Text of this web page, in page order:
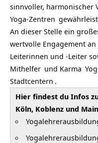
sinnvoller, harmonischer
Yoga-Zentren
An dieser Stelle ein
wertvolle Engagement an
Leiterinnen und -Leiter
Mithelfer und Karma
Stadtcentern .
Hier findest du Infos
Köln, Koblenz und